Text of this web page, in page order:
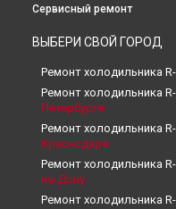
Сервисный ремонт
ВЫБЕРИ СВОЙ ГОРОД
Ремонт холодильника
Ремонт холодильника
Петербурге
Ремонт холодильника
Краснодаре
Ремонт холодильника
на-Дону
Ремонт холодильника